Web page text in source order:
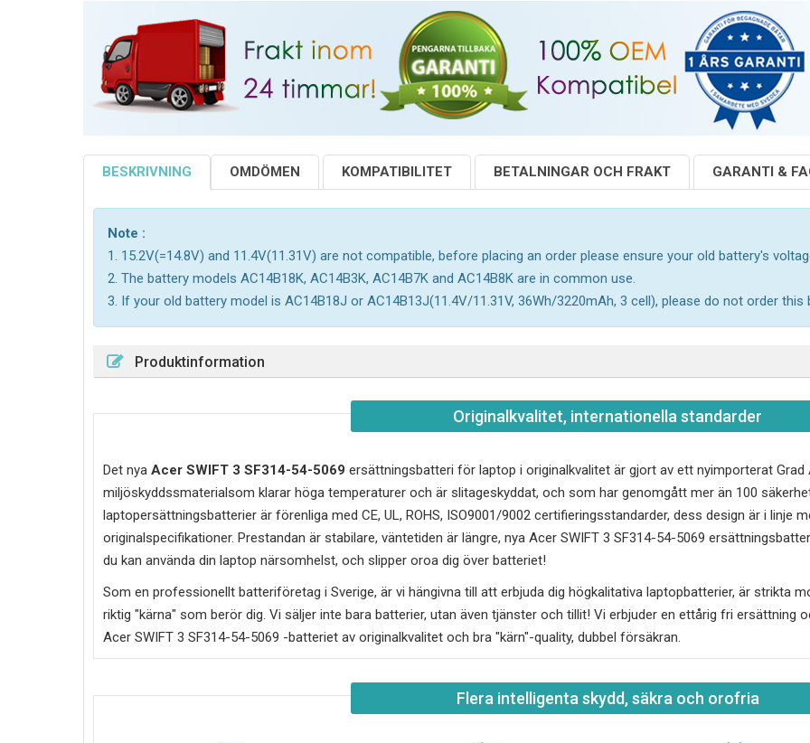
BESKRIVNING OMDÖMEN KOMPATIBILITET BETALNINGAR OCH FRAKT GARANTI &
Note :
1. 15.2V(=14.8V) and 11.4V(11.31V) are not compatible, before placing an order please ensure your old battery's
2. The battery models AC14B18K, AC14B3K, AC14B7K and AC14B8K are in common use.
3. If your old battery model is AC14B18J or AC14B13J(11.4V/11.31V, 36Wh/3220mAh, 3 cell), please do not order this
Produktinformation
Originalkvalitet, internationella standarder
Det nya Acer SWIFT 3 SF314-54-5069 ersättningsbatteri för laptop i originalkvalitet är gjort av ett nyimporterat
miljöskyddssmaterialsom klarar höga temperaturer och är slitageskyddat, och som har genomgått mer än 100
laptopersättningsbatterier är förenliga med CE, UL, ROHS, ISO9001/9002 certifieringsstandarder, dess design är i linje
originalspecifikationer. Prestandan är stabilare, väntetiden är längre, nya Acer SWIFT 3 SF314-54-5069
du kan använda din laptop närsomhelst, och slipper oroa dig över batteriet!
Som en professionellt batteriföretag i Sverige, är vi hängivna till att erbjuda dig högkalitativa laptopbatterier, är strikta
riktig "kärna" som berör dig. Vi säljer inte bara batterier, utan även tjänster och tillit! Vi erbjuder en ettårig fri ersättning
Acer SWIFT 3 SF314-54-5069 -batteriet av originalkvalitet och bra "kärn"-quality, dubbel försäkran.
Flera intelligenta skydd, säkra och orofria